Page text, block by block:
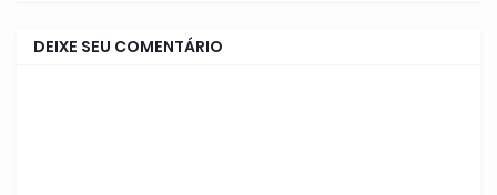
DEIXE SEU COMENTÁRIO